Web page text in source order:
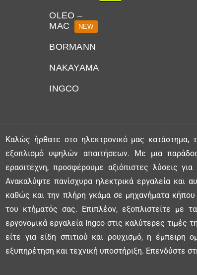
OLEO –
MAC
NEW
BORMANN
NAKAYAMA
INGCO
Καλώς ήρθατε στο ηλεκτρονικό μας κατάστημα,
εξοπλισμό υψηλών απαιτήσεων. Με μια
ερασιτέχνη, προσφέρουμε αξιόπιστες λύσεις
Ανακαλύψτε πανίσχυρα ηλεκτρικά εργαλεία και
καθώς και την πλήρη γκάμα σε μηχανήματα κήπου
του κτήματός σας. Επιπλέον, εξοπλιστείτε με
εργονομικά εργαλεία Ingco στις καλύτερες τιμές
είτε για είδη σπιτιού και ρουχισμό, η
εξυπηρέτηση και τεχνική υποστήριξη. Επενδύστε